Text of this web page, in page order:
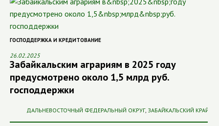
ГОСПОДДЕРЖКА И КРЕДИТОВАНИЕ
26.02.2025
Забайкальским аграриям в 2025 году
предусмотрено около 1,5 млрд руб.
господдержки
ДАЛЬНЕВОСТОЧНЫЙ ФЕДЕРАЛЬНЫЙ ОКРУГ, ЗАБАЙКАЛЬСКИЙ КРАЙ